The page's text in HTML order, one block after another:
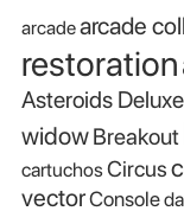
arcadearcade
restoration
Asteroids Deluxe
widowBreakout
cartuchosCircus
vectorConsole